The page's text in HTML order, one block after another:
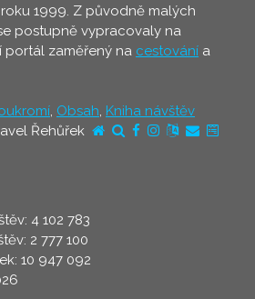
1999. Z původně malých
postupně vypracovaly na
portál zaměřený na cestování a
, Obsah, Kniha návštěv
Řehůřek
4 102 783
2 777 100
10 947 092